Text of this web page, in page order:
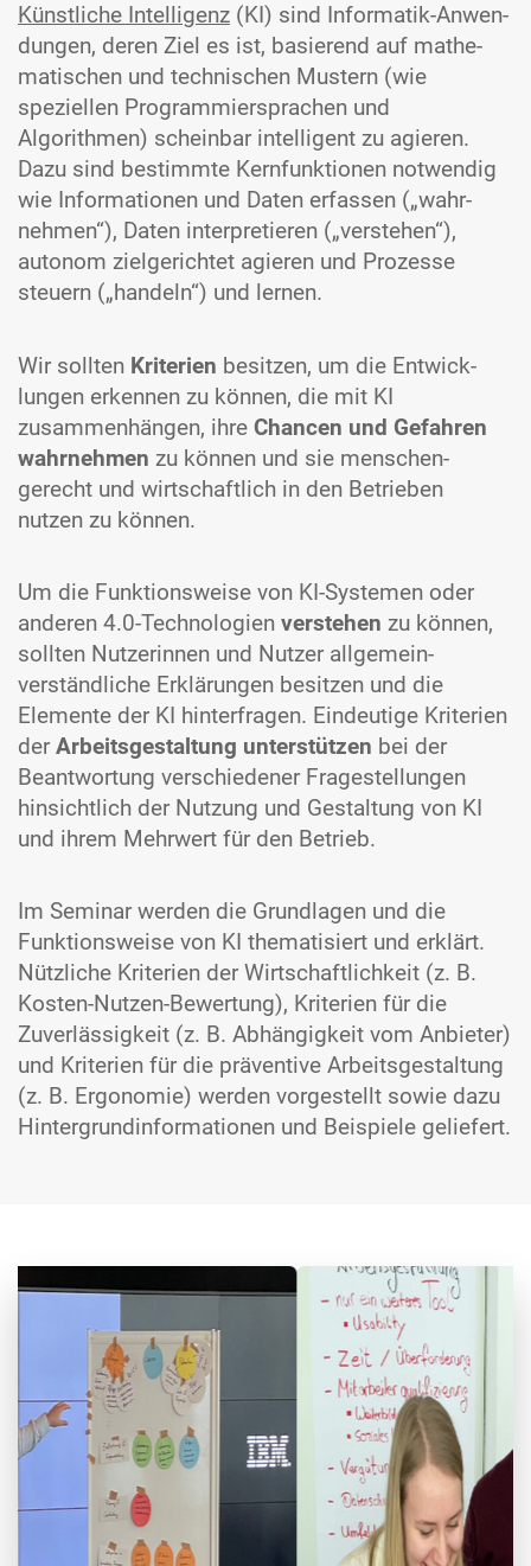
Künstliche Intelligenz (KI) sind Informatik-Anwen­
dungen, deren Ziel es ist, basierend auf mathe­
matischen und tech­nischen Mustern (wie
speziellen Programmier­sprachen und
Algorithmen) scheinbar intelligent zu agieren.
Dazu sind bestimmte Kern­funktionen notwendig
wie Informa­tionen und Daten erfassen („wahr­
nehmen“), Daten inter­pretieren („verstehen“),
autonom ziel­gerichtet agieren und Prozesse
steuern („handeln“) und lernen.
Wir sollten Kriterien besitzen, um die Entwick­
lungen erkennen zu können, die mit KI
zusammen­hängen, ihre Chancen und Gefahren
wahr­nehmen zu können und sie menschen­
gerecht und wirtschaftlich in den Betrieben
nutzen zu können.
Um die Funktionsweise von KI-Systemen oder
anderen 4.0-Technologien verstehen zu können,
sollten Nutzerinnen und Nutzer allgemein­
verständ­liche Erklärungen besitzen und die
Elemente der KI hinterfragen. Eindeutige Kriterien
der Arbeits­gestaltung unterstützen bei der
Beant­wortung verschiedener Frage­stellungen
hinsichtlich der Nutzung und Gestaltung von KI
und ihrem Mehrwert für den Betrieb.
Im Seminar werden die Grundlagen und die
Funktions­weise von KI thematisiert und erklärt.
Nützliche Kriterien der Wirt­schaft­lichkeit (z. B.
Kosten-Nutzen-Bewertung), Kriterien für die
Zuverläs­sigkeit (z. B. Abhängig­keit vom Anbieter)
und Kriterien für die präventive Arbeits­gestaltung
(z. B. Ergonomie) werden vorgestellt sowie dazu
Hinter­grund­informationen und Beispiele geliefert.